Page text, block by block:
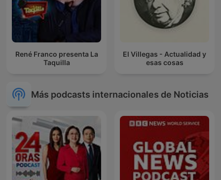
René Franco presenta La
Taquilla
El Villegas - Actualidad y
esas cosas
Más podcasts internacionales de Noticias